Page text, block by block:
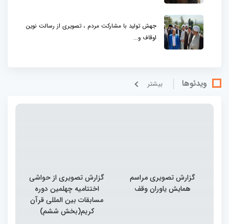
جهش تولید با مشارکت مردم ، تصویری از رسالت نوین
اوقاف و...
ویدئوها بيشتر
گزارش تصویری مراسم
همایش یاوران وقف
گزارش تصویری از حواشی
اختتامیه چهلمین دوره
مسابقات بین المللی قرآن
کریم(بخش ششم)